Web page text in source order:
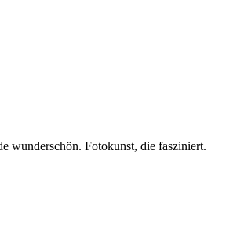
wunderschön. Fotokunst, die fasziniert.